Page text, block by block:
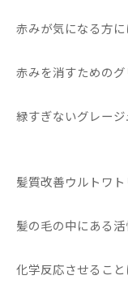
赤みが気になる方
赤みを消すための
緑すぎないグレー
髪質改善ウルトワト
髪の毛の中にある
化学反応させるこ